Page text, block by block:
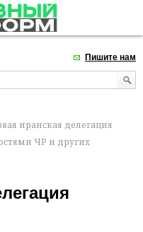
Пишите нам
иранская делегация
ЧР и других